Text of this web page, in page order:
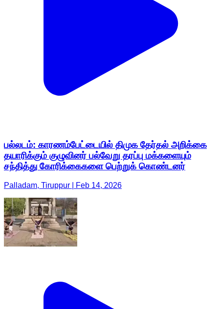
பல்லடம்: காரணம்பேட்டையில் திமுக தேர்தல் அறிக்கை
தயாரிக்கும் குழுவினர் பல்வேறு தரப்பு மக்களையும்
சந்தித்து கோரிக்கைகளை பெற்றுக் கொண்டனர்
Palladam, Tiruppur | Feb 14, 2026